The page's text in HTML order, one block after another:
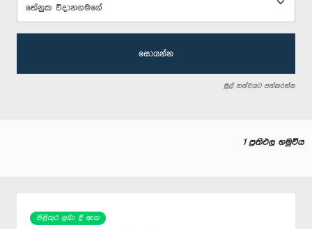
තේනුක විදානගමගේ
සොයන්න
මුල් තත්වයට පත්කරන්න
1 ප්‍රතිඵල හමුවිය
පිළිතුර ලබා දී ඇත